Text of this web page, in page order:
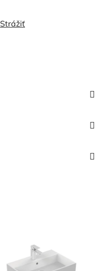
Strážiť